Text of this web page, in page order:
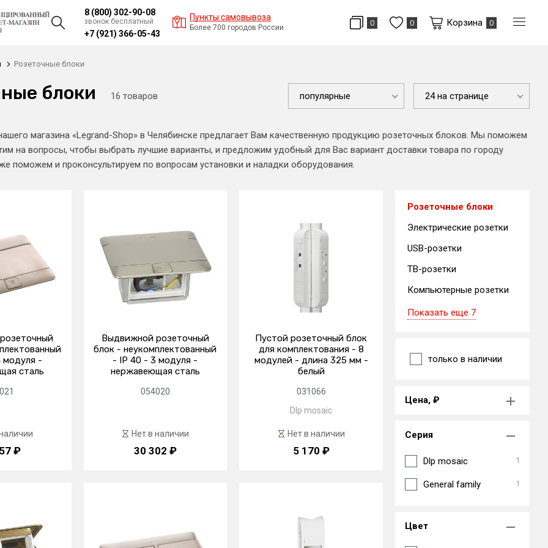
8 (800) 302-90-08
звонок бесплатный
+7 (921) 366-05-43
Пункты самовывоза
Более 700 городов России
0 0 Корзина 0
Розеточные блоки
блоки 16 товаров популярные 24 на странице
магазина «Legrand-Shop» в Челябинске предлагает Вам качественную продукцию розеточных блоков. Мы поможем
на вопросы, чтобы выбрать лучшие варианты, и предложим удобный для Вас вариант доставки товара по городу
поможем и проконсультируем по вопросам установки и наладки оборудования.
модуля -
сталь
₽
Выдвижной розеточный
блок - неукомплектованный
- IP 40 - 3 модуля -
нержавеющая сталь
054020
Нет в наличии
30 302 ₽
Пустой розеточный блок
для комплектования - 8
модулей - длина 325 мм -
белый
031066
Dlp mosaic
Нет в наличии
5 170 ₽
Розеточные блоки
Электрические розетки
USB-розетки
ТВ-розетки
Компьютерные розетки
Показать еще 7
только в наличии
Цена, ₽
Серия
Dlp mosaic 1
General family 1
Цвет